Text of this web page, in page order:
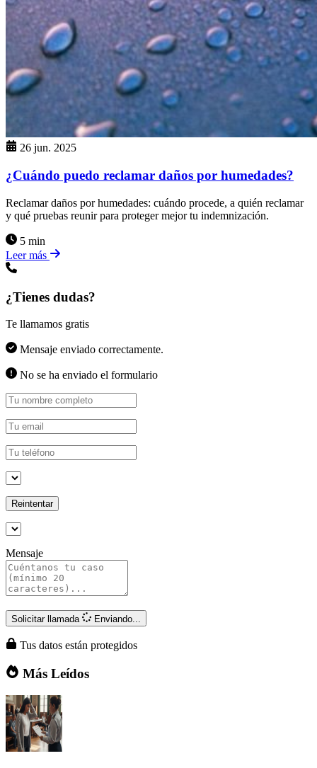
26 jun. 2025
¿Cuándo puedo reclamar daños por humedades?
Reclamar daños por humedades: cuándo procede, a quién reclamar
y qué pruebas reunir para proteger mejor tu indemnización.
5 min
Leer más
¿Tienes dudas?
Te llamamos gratis
Mensaje enviado correctamente.
No se ha enviado el formulario
Reintentar
Mensaje
Solicitar llamada Enviando...
Tus datos están protegidos
Más Leídos